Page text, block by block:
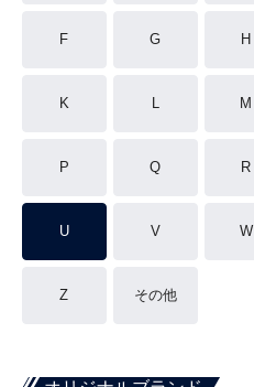
F G H
K L M
P Q R
U V W
Z その他